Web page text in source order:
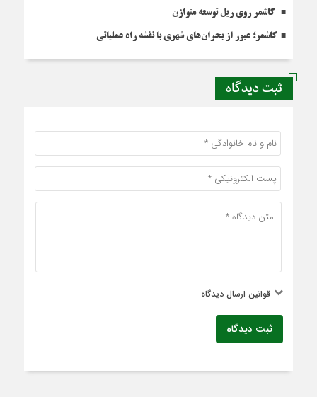
کاشمر روی ریل توسعه متوازن
کاشمر؛ عبور از بحران‌های شهری با نقشه راه عملیاتی
ثبت دیدگاه
قوانین ارسال دیدگاه
ثبت دیدگاه